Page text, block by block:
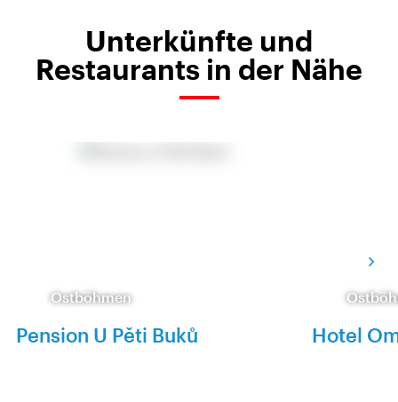
Unterkünfte und
Restaurants in der Nähe
Ostböhmen
Pension U Pěti Buků Hotel